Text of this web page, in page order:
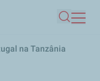
na Tanzânia